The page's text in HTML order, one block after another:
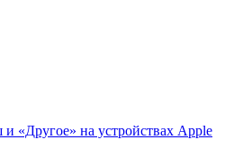
«Другое» на устройствах Apple